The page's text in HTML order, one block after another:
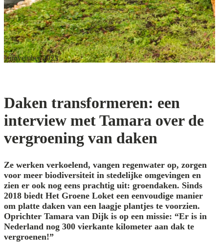
1 november 2023
Daken transformeren: een
interview met Tamara over de
vergroening van daken
Ze werken verkoelend, vangen regenwater op, zorgen
voor meer biodiversiteit in stedelijke omgevingen en
zien er ook nog eens prachtig uit: groendaken. Sinds
2018 biedt Het Groene Loket een eenvoudige manier
om platte daken van een laagje plantjes te voorzien.
Oprichter Tamara van Dijk is op een missie: “Er is in
Nederland nog 300 vierkante kilometer aan dak te
vergroenen!”